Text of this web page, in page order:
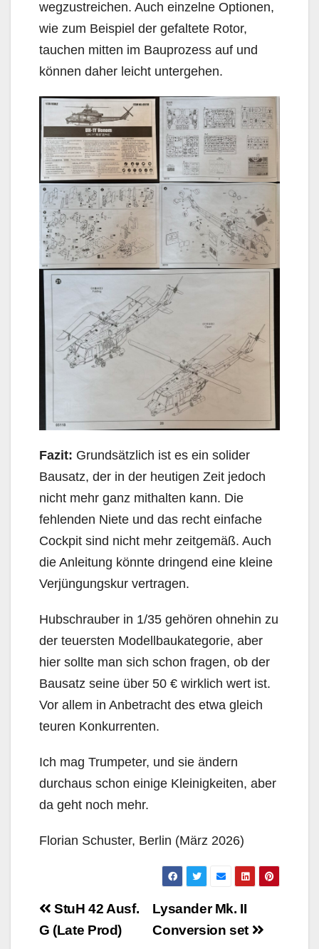
wegzustreichen. Auch einzelne Optionen,
wie zum Beispiel der gefaltete Rotor,
tauchen mitten im Bauprozess auf und
können daher leicht untergehen.
Fazit: Grundsätzlich ist es ein solider
Bausatz, der in der heutigen Zeit jedoch
nicht mehr ganz mithalten kann. Die
fehlenden Niete und das recht einfache
Cockpit sind nicht mehr zeitgemäß. Auch
die Anleitung könnte dringend eine kleine
Verjüngungskur vertragen.
Hubschrauber in 1/35 gehören ohnehin zu
der teuersten Modellbaukategorie, aber
hier sollte man sich schon fragen, ob der
Bausatz seine über 50 € wirklich wert ist.
Vor allem in Anbetracht des etwa gleich
teuren Konkurrenten.
Ich mag Trumpeter, und sie ändern
durchaus schon einige Kleinigkeiten, aber
da geht noch mehr.
Florian Schuster, Berlin (März 2026)
Beitragsnavigation
Lysander Mk. II
Conversion set
StuH 42 Ausf.
G (Late Prod)